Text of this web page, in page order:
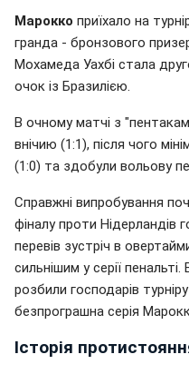
Марокко приїхало на
гранда - бронзового
Мохамеда Уахбі стала
очок із Бразилією.
В очному матчі з
внічию (1:1), після чого
(1:0) та здобули вольову
Справжні випробування
фіналу проти Нідерландів
перевів зустріч в
сильнішим у серії
розбили господарів
безпрограшна серія
Історія